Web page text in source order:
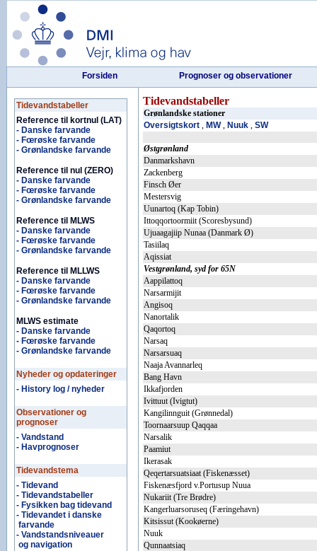
Tidevandstabeller
Reference til kortnul (LAT)
- Danske farvande
- Fœrøske farvande
- Grønlandske farvande
Reference til nul (ZERO)
- Danske farvande
- Fœrøske farvande
- Grønlandske farvande
Reference til MLWS
- Danske farvande
- Fœrøske farvande
- Grønlandske farvande
Reference til MLLWS
- Danske farvande
- Fœrøske farvande
- Grønlandske farvande
MLWS estimate
- Danske farvande
- Fœrøske farvande
- Grønlandske farvande
Nyheder og opdateringer
- History log / nyheder
Observationer og
prognoser
- Vandstand
- Havprognoser
Tidevandstema
- Tidevand
- Tidevandstabeller
- Fysikken bag tidevand
- Tidevandet i danske
farvande
- Vandstandsniveauer
og navigation
Tidevandstabeller
Grønlandske stationer
Oversigtskort , MW, Nuuk , SW
Østgrønland
Danmarkshavn
Zackenberg
Finsch Øer
Mestersvig
Uunartoq (Kap Tobin)
Ittoqqortoormiit (Scoresbysund)
Ujuaagajiip Nunaa (Danmark Ø)
Tasiilaq
Aqissiat
Vestgrønland, syd for 65N
Aappilattoq
Narsarmijit
Angisoq
Nanortalik
Qaqortoq
Narsaq
Narsarsuaq
Naaja Avannarleq
Bang Havn
Ikkafjorden
Ivittuut (Ivigtut)
Kangilinnguit (Grønnedal)
Toornaarsuup Qaqqaa
Narsalik
Paamiut
Ikerasak
Qeqertarsuatsiaat (Fiskenæsset)
Fiskenæsfjord v.Portusup Nuua
Nukariit (Tre Brødre)
Kangerluarsoruseq (Færingehavn)
Kitsissut (Kookøerne)
Nuuk
Qunnaatsiaq
Forsiden Prognoser og observationer